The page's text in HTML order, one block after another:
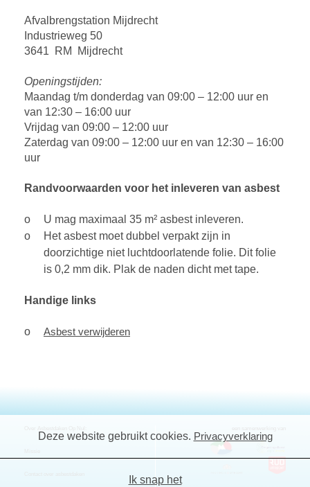
Afvalbrengstation Mijdrecht
Industrieweg 50
3641 RM Mijdrecht
Openingstijden:
Maandag t/m donderdag van 09:00 – 12:00 uur en
van 12:30 – 16:00 uur
Vrijdag van 09:00 – 12:00 uur
Zaterdag van 09:00 – 12:00 uur en van 12:30 – 16:00
uur
Randvoorwaarden voor het inleveren van asbest
U mag maximaal 35 m² asbest inleveren.
Het asbest moet dubbel verpakt zijn in
doorzichtige niet luchtdoorlatende folie. Dit folie
is 0,2 mm dik. Plak de naden dicht met tape.
Handige links
Asbest verwijderen
Deze website gebruikt cookies. Privacyverklaring
Ik snap het